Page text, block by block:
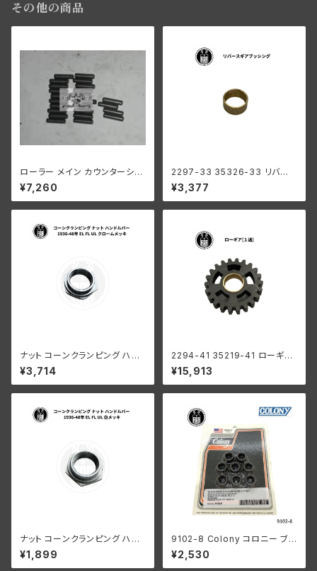
その他の商品
ローラー メイン カウンターシャ
フト 0008"オーバーサイズ 24
個 ハーレーダビッドソン
¥7,260
2297-33 35326-33 リバー
ス ギア ブッシング メインシャフ
ト ハーレーダビッドソン 1941-
73年 WL G ミッション
¥3,377
ナット コーンクランピング ハン
ドルバー ハーレーダビッドソン 1
936-48年 EL FL UL クローム
メッキ
¥3,714
2294-41 35219-41 ローギア
1速
¥15,913
ナット コーンクランピング ハン
ドルバー ハーレーダビッドソン 1
936-48年 EL FL UL クローム
¥1,899
9102-8 Colony コロニー ブラ
ック オキサイド シリンダーベー
ス ナット セット ハーレーダビッ
¥2,530